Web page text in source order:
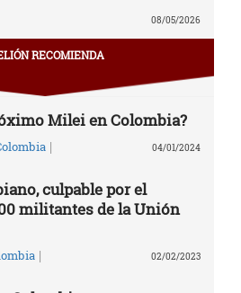
08/05/2026
RECOMIENDA
Milei en Colombia?
| 04/01/2024
culpable por el
militantes de la Unión
| 02/02/2023